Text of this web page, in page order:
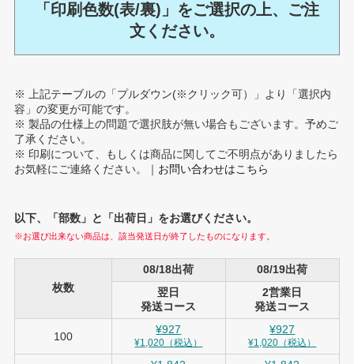
「印刷色数(表/裏)」をご選択の上、ご注
文ください。
※ 上記テーブルの「プルダウン(※クリック可）」より「選択内
容」の変更が可能です。
※ 製品の仕様上の問題で選択肢が無い場合もございます。予めご
了承ください。
※ 印刷について、もしくは商品に関してご不明点がありましたら
お気軽にご連絡ください。｜ お問い合わせはこちら
以下、「部数」と「出荷日」をお選びください。
※お選び出来ない商品は、該当発送日が終了したものになります。
枚数
08/18出荷
08/19出荷
翌日
発送コース
2営業日
発送コース
100
¥927
¥1,020（税込）
¥927
¥1,020（税込）